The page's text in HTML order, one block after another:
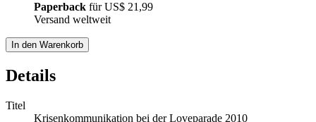
Paperback fürUS$ 21,99
Versand weltweit
In den Warenkorb
Details
Titel
Krisenkommunikation bei der Loveparade 2010